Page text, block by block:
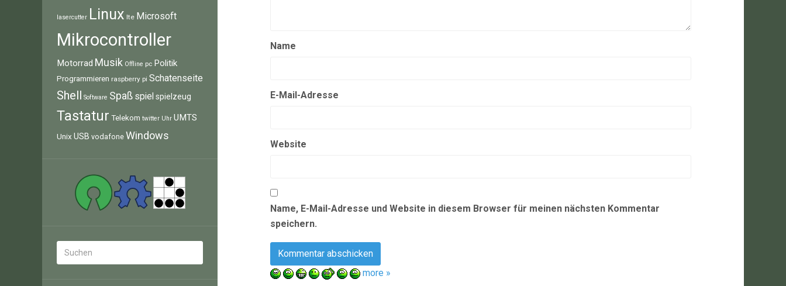
lasercutter Linux lte Microsoft
Mikrocontroller
Motorrad Musik Offline pc Politik
Programmieren raspberry pi Schatenseite
Shell Software Spaß spiel spielzeug
Tastatur Telekom twitter Uhr UMTS
Unix USB vodafone Windows
Name
E-Mail-Adresse
Website
Name, E-Mail-Adresse und Website in diesem Browser für meinen nächsten Kommentar
speichern.
more »